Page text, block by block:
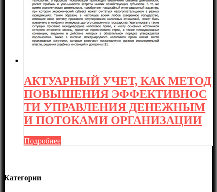
АКТУАРНЫЙ УЧЕТ, КАК МЕТОД
ПОВЫШЕНИЯ ЭФФЕКТИВНОС
ТИ УПРАВЛЕНИЯ ДЕНЕЖНЫМ
И ПОТОКАМИ ОРГАНИЗАЦИИ
Подробнее
Категории